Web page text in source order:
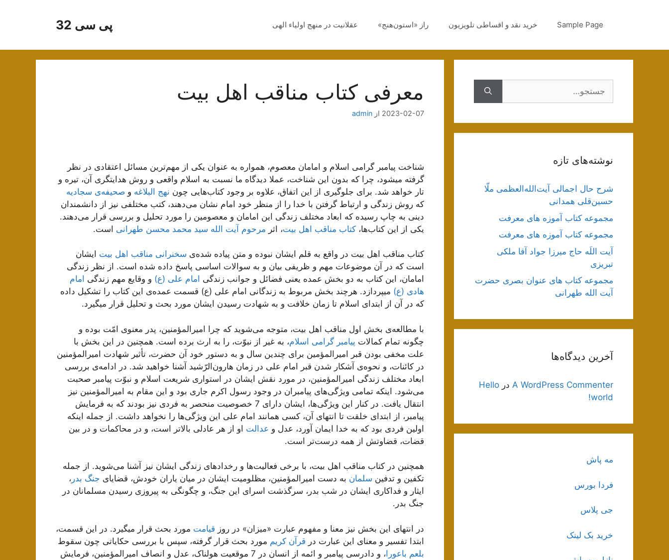
پی سی 32 Sample Page خرید نقد و اقساطی تلویزیون راز «استون‌هنج» عقلانیت در منهج اولیاء الهی
معرفی کتاب مناقب اهل بیت
2023-02-07 از admin
شناخت پیامبر گرامی اسلام و امامان معصوم، همواره به عنوان یکی از مهم‌ترین مسائل اعتقادی در نظر
گرفته میشود، چرا که بدون این شناخت، عملا دیدگاه ما نسبت به اسلام واقعی و روش هدایتگری آن، تیره و
تار خواهد شد. برای جلوگیری از این اتفاق، علاوه بر وجود کتاب‌هایی چون نهج البلاغه و صحیفه‌ی سجادیه
که روش زندگی و ارتباط گرفتن با خدا را از منظر خود امام نشان می‌دهند، کتب مختلفی نیز از دانشمندان
دینی به چاپ رسیده که ابعاد مختلف زندگی این امامان و معصومین را مورد تحلیل و بررسی قرار می‌دهند.
یکی از این کتاب‌ها، کتاب مناقب اهل بیت، اثر مرحوم آیت الله سید محمد محسن طهرانی است.
کتاب مناقب اهل بیت در واقع به قلم ایشان نبوده و متن پیاده شده‌ی سخنرانی مناقب اهل بیت ایشان
است که در آن موضوعات مهم و ظریفی بیان و به سوالات اساسی پاسخ داده شده است. از نظر زندگی
امامان، این کتاب به دو بخش عمده یعنی فضائل و جوانب زندگی امام علی (ع) و وقایع مهم زندگی امام
هادی (ع) میپردازد. هرچند بخش مربوط به زندگانی امام علی (ع) قسمت عمده‌ی این کتاب را تشکیل داده
که در آن از ابتدای اسلام تا زمان خلافت و به شهادت رسیدن ایشان مورد بحث و تحلیل قرار میگیرد.
با مطالعه‌ی بخش اول مناقب اهل بیت، متوجه می‌شوید که چرا امیرالمؤمنین، پدر معنوی امّت بوده و
چگونه تمام کمالات پیامبر گرامی اسلام، به غیر از نبوّت، را به ارث برده است. همچنین در این بخش با
علت مخفی بودن قبر امیرالمؤمین برای چندین سال و به دستور خود آن حضرت، تأثیر شهادت امیرالمؤمنین
در کائنات، و نحوه‌ی آشکار شدن قبر امام علی در زمان هارون‌الرّشید آشنا خواهید شد. در ادامه‌ی بررسی
ابعاد مختلف زندگی امیرالمؤمنین، در مورد نقش ایشان در استواری شریعت اسلام و نبوّت پیامبر صحبت
می‌شود. اینکه تمامی ویژگی‌های پیامبران در وجود رسول اکرم جاری بود و این مقام به امیرالمؤمنین نیز
انتقال یافت. در کنار این ویژگی‌ها، ایشان دارای 7 خصوصیت منحصر به فردی نیز بودند که به فرمایش
پیامبر، از ابتدای خلقت تا انتهای آن، کسی همانند امام علی این ویژگی‌ها را نخواهد داشت. از جمله اینکه
اولین فردی بود که به خدا ایمان آورد، عدل و عدالت او از هر عادلی بالاتر است، و در محاکمات و در بین
قضات، قضاوتش از همه درست‌تر است.
همچنین در کتاب مناقب اهل بیت، با برخی فعالیت‌ها و رخدادهای زندگی ایشان نیز آشنا می‌شوید. از جمله
تکفین و تدفین سلمان به دست امیرالمؤمنین، مظلومیت ایشان در میان یاران خودش، قضایای جنگ بدر ،
ایثار و فداکاری ایشان در شب بدر، سرگذشت اسرای این جنگ، و چگونگی به پیروزی رسیدن مسلمانان در
جنگ بدر.
در انتهای این بخش نیز معنا و مفهوم عبارت «میزان» در روز قیامت مورد بحث قرار میگیرد. در این قسمت،
ابتدا تفسیر و معنای این عبارت در قرآن کریم مورد بحث قرار گرفته، سپس با بررسی حکایاتی چون سقوط
بلعم باعورا
، و دادرسی پیامبر و ائمه از انسان در 7 موقعیت هولناک، عدل و انصاف امیرالمؤمنین، فرمایش
نوشته‌های تازه
شرح حال اجمالی آیت‌الله‌العظمی ملّا
حسین‌قلی همدانی
مجموعه کتاب آموزه های معرفت
مجموعه کتاب آموزه های معرفت
آیت اللَه حاج میرزا جواد آقا ملکی
تبریزی
مجموعه کتاب های عنوان بصری حضرت
آیت الله طهرانی
آخرین دیدگاه‌ها
A WordPress Commenter در Hello
world!
مه پاش
فردا بورس
جی پلاس
خرید بک لینک